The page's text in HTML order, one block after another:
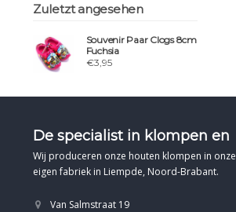
Zuletzt angesehen
Souvenir Paar Clogs 8cm
Fuchsia
€3,95
De specialist in klompen en
Wij produceren onze houten klompen in onze
eigen fabriek in Liempde, Noord-Brabant.
Van Salmstraat 19